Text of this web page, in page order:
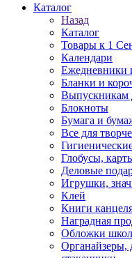
Каталог
Назад
Каталог
Товары к 1
Календари
Ежедневники
Бланки и
Выпускникам
Блокноты
Бумага и
Все для
Глобусы,
Деловые
Игрушки,
Клей
Книги
Наградная
Обложки
Органайзеры,